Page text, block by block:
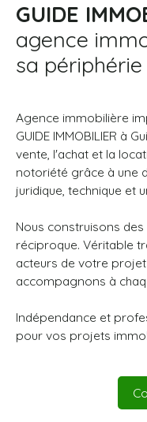
GUIDE
agence
sa périphérie
Agence immobilière
GUIDE IMMOBILIER à
vente, l'achat et la
notoriété grâce à une
juridique, technique et
Nous construisons
réciproque. Véritable
acteurs de votre
accompagnons à
Indépendance et
pour vos projets